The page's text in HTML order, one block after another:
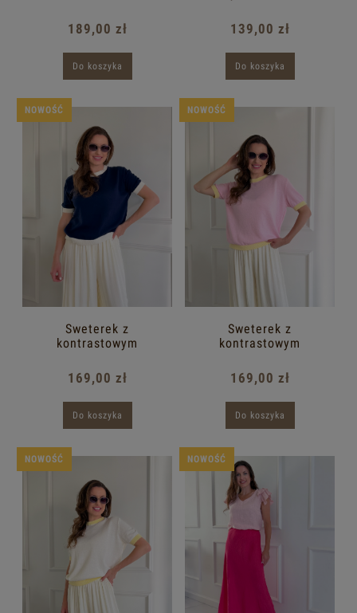
189,00 zł
Do koszyka
139,00 zł
Do koszyka
Sweterek z
kontrastowym
bawełna | Granat
169,00 zł
Do koszyka
NOWOŚĆ
Sweterek z
kontrastowym
bawełna | Róż
169,00 zł
Do koszyka
NOWOŚĆ
NOWOŚĆ NOWOŚĆ